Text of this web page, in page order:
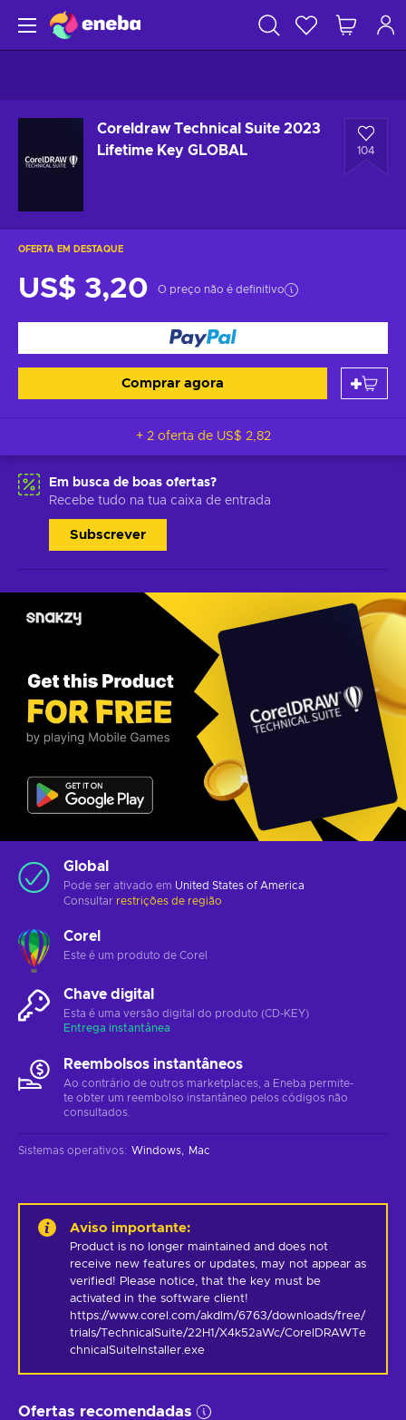
Coreldraw Technical Suite 2023
Lifetime Key GLOBAL
104
OFERTA EM DESTAQUE
US$ 3,20 O preço não é definitivo
Comprar agora
+ 2 oferta de US$ 2,82
Em busca de boas ofertas?
Recebe tudo na tua caixa de entrada
Subscrever
Global
Pode ser ativado em United States of America
Consultar restrições de região
Corel
Este é um produto de Corel
Chave digital
Esta é uma versão digital do produto (CD-KEY)
Entrega instantânea
Reembolsos instantâneos
Ao contrário de outros marketplaces, a Eneba permite-
te obter um reembolso instantâneo pelos códigos não
consultados.
Sistemas operativos: Windows Mac
Aviso importante:
Product is no longer maintained and does not
receive new features or updates, may not appear as
verified! Please notice, that the key must be
activated in the software client!
https://www.corel.com/akdlm/6763/downloads/free/
trials/TechnicalSuite/22H1/X4k52aWc/CorelDRAWTe
chnicalSuiteInstaller.exe
Ofertas recomendadas